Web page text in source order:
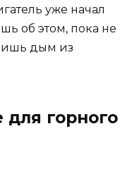
уже начал
об этом, пока не
дым из
для горного